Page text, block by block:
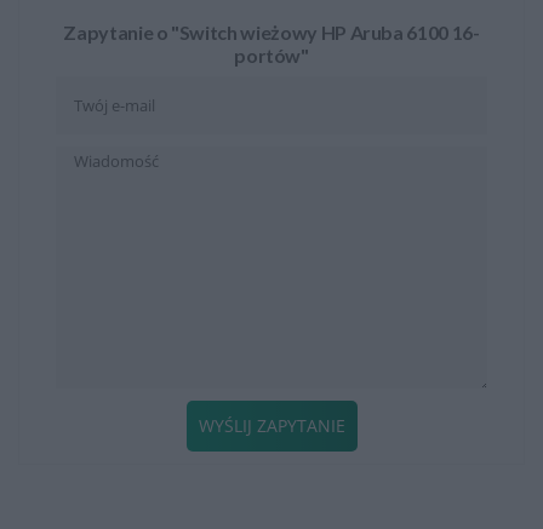
Zapytanie o "Switch wieżowy HP Aruba 6100 16-
portów"
WYŚLIJ ZAPYTANIE